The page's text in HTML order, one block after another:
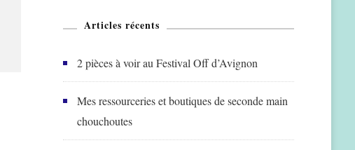
Articles récents
2 pièces à voir au Festival Off d’Avignon
Mes ressourceries et boutiques de seconde main
chouchoutes